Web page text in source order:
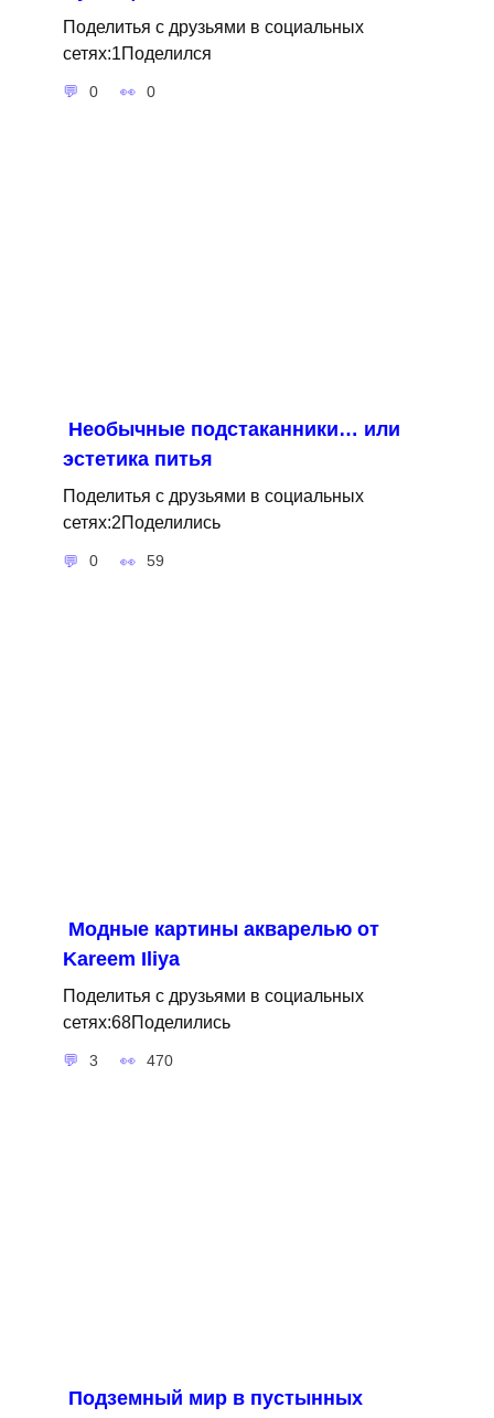
Поделитья с друзьями в социальных
сетях:1Поделился
0 0
Необычные подстаканники… или
эстетика питья
Поделитья с друзьями в социальных
сетях:2Поделились
0 59
Модные картины акварелью от
Kareem Iliya
Поделитья с друзьями в социальных
сетях:68Поделились
3 470
Подземный мир в пустынных